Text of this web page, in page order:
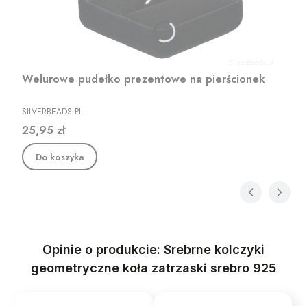
Welurowe pudełko prezentowe na pierścionek
PRODUCENT
SILVERBEADS.PL
Cena
25,95 zł
Do koszyka
Opinie o produkcie: Srebrne kolczyki
geometryczne koła zatrzaski srebro 925